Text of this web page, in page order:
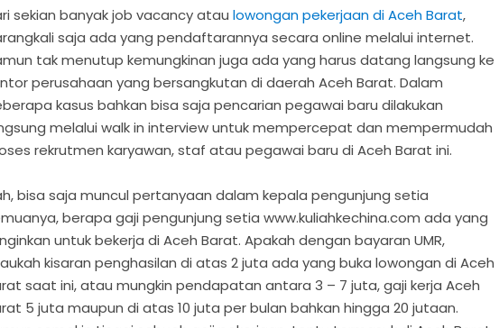
sekian banyak job vacancy atau lowongan pekerjaan di Aceh Barat,
saja ada yang pendaftarannya secara online melalui internet.
tak menutup kemungkinan juga ada yang harus datang langsung ke
perusahaan yang bersangkutan di daerah Aceh Barat. Dalam
kasus bahkan bisa saja pencarian pegawai baru dilakukan
melalui walk in interview untuk mempercepat dan mempermudah
rekrutmen karyawan, staf atau pegawai baru di Aceh Barat ini.
bisa saja muncul pertanyaan dalam kepala pengunjung setia
berapa gaji pengunjung setia www.kuliahkechina.com ada yang
untuk bekerja di Aceh Barat. Apakah dengan bayaran UMR,
kisaran penghasilan di atas 2 juta ada yang buka lowongan di Aceh
saat ini, atau mungkin pendapatan antara 3 – 7 juta, gaji kerja Aceh
5 juta maupun di atas 10 juta per bulan bahkan hingga 20 jutaan.